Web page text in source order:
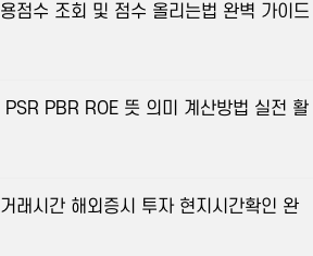
점수 조회 및 점수 올리는법 완벽 가이드
PSR PBR ROE 뜻 의미 계산방법 실전 활
래시간 해외증시 투자 현지시간확인 완